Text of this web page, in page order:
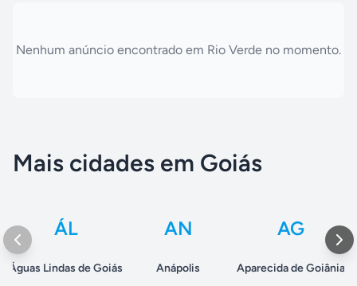
Nenhum anúncio encontrado em Rio Verde no momento.
Mais cidades em Goiás
ÁL
Águas Lindas de Goiás
AN
Anápolis
AG
Aparecida de Goiânia